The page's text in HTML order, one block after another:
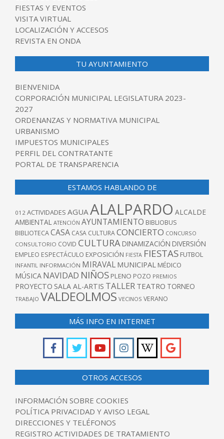
FIESTAS Y EVENTOS
VISITA VIRTUAL
LOCALIZACIÓN Y ACCESOS
REVISTA EN ONDA
TU AYUNTAMIENTO
BIENVENIDA
CORPORACIÓN MUNICIPAL LEGISLATURA 2023-
2027
ORDENANZAS Y NORMATIVA MUNICIPAL
URBANISMO
IMPUESTOS MUNICIPALES
PERFIL DEL CONTRATANTE
PORTAL DE TRANSPARENCIA
ESTAMOS HABLANDO DE
012 ACTIVIDADES AGUAALALPARDO ALCALDE
AMBIENTAL ATENCIÓN AYUNTAMIENTO BIBLIOBUS
BIBLIOTECACASA CASA CULTURACONCIERTO CONCURSO
CONSULTORIO COVID CULTURA DINAMIZACIÓN DIVERSIÓN
EMPLEO ESPECTÁCULO EXPOSICIÓN FIESTA FIESTAS FUTBOL
INFANTIL INFORMACIÓN MIRAVAL MUNICIPAL MÉDICO
MÚSICA NAVIDAD NIÑOS PLENO POZO PREMIOS
PROYECTO SALA AL-ARTIS TALLER TEATRO TORNEO
TRABAJO VALDEOLMOS VECINOS VERANO
MÁS INFO EN INTERNET
OTROS ACCESOS
INFORMACIÓN SOBRE COOKIES
POLÍTICA PRIVACIDAD Y AVISO LEGAL
DIRECCIONES Y TELÉFONOS
REGISTRO ACTIVIDADES DE TRATAMIENTO